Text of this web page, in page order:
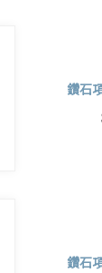
鑽石
鑽石